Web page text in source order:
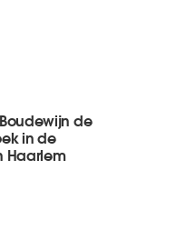
de
in de
Haarlem